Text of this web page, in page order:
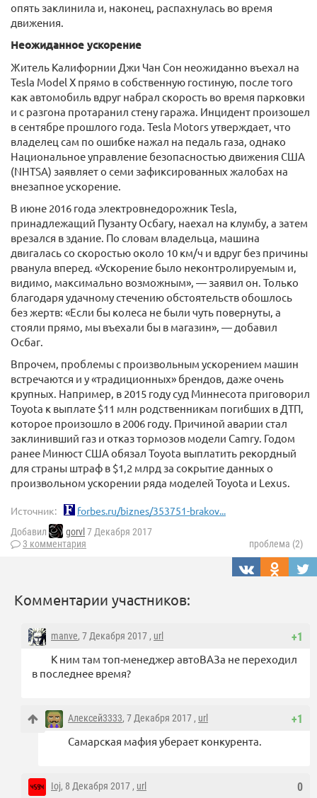
опять заклинила и, наконец, распахнулась во время
движения.
Неожиданное ускорение
Житель Калифорнии Джи Чан Сон неожиданно въехал на
Tesla Model X прямо в собственную гостиную, после того
как автомобиль вдруг набрал скорость во время парковки
и с разгона протаранил стену гаража. Инцидент произошел
в сентябре прошлого года. Tesla Motors утверждает, что
владелец сам по ошибке нажал на педаль газа, однако
Национальное управление безопасностью движения США
(NHTSA) заявляет о семи зафиксированных жалобах на
внезапное ускорение.
В июне 2016 года электровнедорожник Tesla,
принадлежащий Пузанту Осбагу, наехал на клумбу, а затем
врезался в здание. По словам владельца, машина
двигалась со скоростью около 10 км/ч и вдруг без причины
рванула вперед. «Ускорение было неконтролируемым и,
видимо, максимально возможным», — заявил он. Только
благодаря удачному стечению обстоятельств обошлось
без жертв: «Если бы колеса не были чуть повернуты, а
стояли прямо, мы въехали бы в магазин», — добавил
Осбаг.
Впрочем, проблемы с произвольным ускорением машин
встречаются и у «традиционных» брендов, даже очень
крупных. Например, в 2015 году суд Миннесота приговорил
Toyota к выплате $11 млн родственникам погибших в ДТП,
которое произошло в 2006 году. Причиной аварии стал
заклинивший газ и отказ тормозов модели Camry. Годом
ранее Минюст США обязал Toyota выплатить рекордный
для страны штраф в $1,2 млрд за сокрытие данных о
произвольном ускорении ряда моделей Toyota и Lexus.
Источник: forbes.ru/biznes/353751-brakov...
Добавил gorvl 7 Декабря 2017
3 комментария
проблема (2)
Комментарии участников:
+1
manve, 7 Декабря 2017 , url
К ним там топ-менеджер автоВАЗа не переходил
в последнее время?
+1
Алексей3333, 7 Декабря 2017 , url
Самарская мафия уберает конкурента.
0
Ioj, 8 Декабря 2017 , url